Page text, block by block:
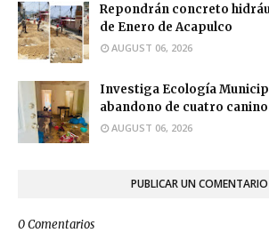
Repondrán concreto
de Enero de Acapulco
AUGUST 06, 2026
Investiga Ecología
abandono de cuatro
AUGUST 06, 2026
PUBLICAR UN COMENTARIO
0 Comentarios